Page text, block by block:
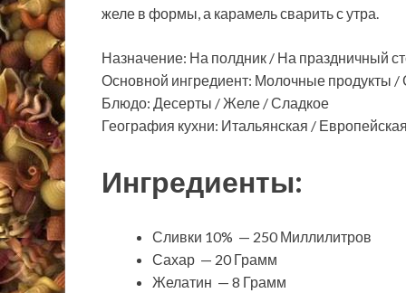
желе в формы, а карамель сварить с утра.
Назначение: На полдник / На праздничный
Основной ингредиент: Молочные продукты
Блюдо: Десерты / Желе / Сладкое
География кухни: Итальянская /
Ингредиенты:
Сливки 10% — 250 Миллилитров
Сахар — 20 Грамм
Желатин — 8 Грамм